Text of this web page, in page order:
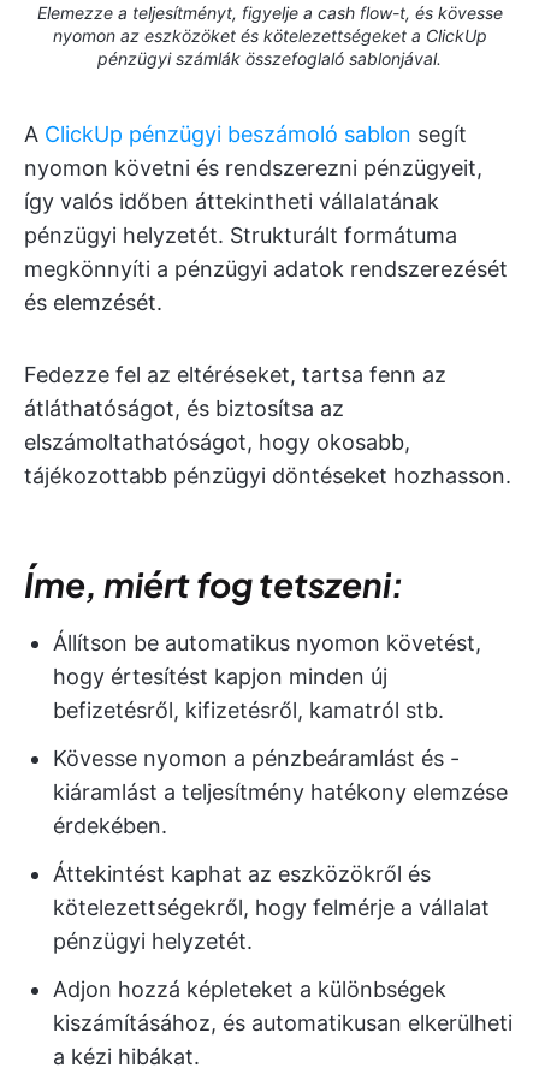
Elemezze a teljesítményt, figyelje a cash flow-t, és kövesse
nyomon az eszközöket és kötelezettségeket a ClickUp
pénzügyi számlák összefoglaló sablonjával.
A ClickUp pénzügyi beszámoló sablon segít
nyomon követni és rendszerezni pénzügyeit,
így valós időben áttekintheti vállalatának
pénzügyi helyzetét. Strukturált formátuma
megkönnyíti a pénzügyi adatok rendszerezését
és elemzését.
Fedezze fel az eltéréseket, tartsa fenn az
átláthatóságot, és biztosítsa az
elszámoltathatóságot, hogy okosabb,
tájékozottabb pénzügyi döntéseket hozhasson.
Íme, miért fog tetszeni:
Állítson be automatikus nyomon követést,
hogy értesítést kapjon minden új
befizetésről, kifizetésről, kamatról stb.
Kövesse nyomon a pénzbeáramlást és -
kiáramlást a teljesítmény hatékony elemzése
érdekében.
Áttekintést kaphat az eszközökről és
kötelezettségekről, hogy felmérje a vállalat
pénzügyi helyzetét.
Adjon hozzá képleteket a különbségek
kiszámításához, és automatikusan elkerülheti
a kézi hibákat.